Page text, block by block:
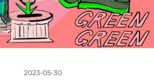
2023-05-30